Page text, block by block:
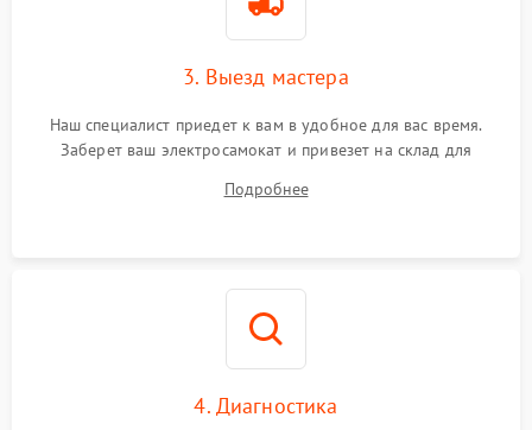
3. Выезд мастера
Наш специалист приедет к вам в удобное для вас время.
Заберет ваш электросамокат и привезет на склад для
Подробнее
4. Диагностика